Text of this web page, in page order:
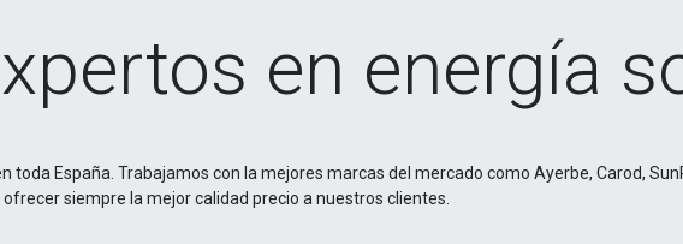
en energía
España. Trabajamos con la mejores marcas del mercado como Ayerbe, Carod,
ofrecer siempre la mejor calidad precio a nuestros clientes.